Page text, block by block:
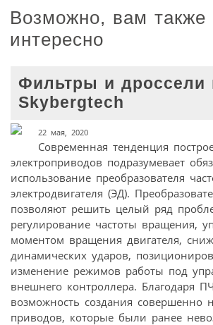
Возможно, вам также
интересно
Фильтры и дроссели
Skybergtech
22 мая, 2020
Современная тенденция
электроприводов подразумевает
использование преобразователя
электродвигателя (ЭД).
позволяют решить целый ряд
регулирование частоты вращения,
моментом вращения двигателя,
динамических ударов,
изменение режимов работы под
внешнего контроллера. Благодаря
возможность создания совершенно
приводов, которые были ранее